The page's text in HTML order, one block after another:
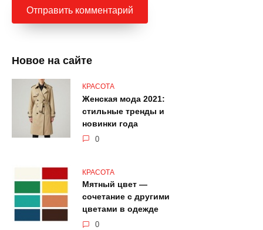
Новое на сайте
КРАСОТА
Женская мода 2021:
стильные тренды и
новинки года
0
КРАСОТА
Мятный цвет —
сочетание с другими
цветами в одежде
0